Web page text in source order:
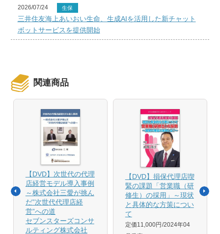
2026/07/24 生保
三井住友海上あいおい生命、生成AIを活用した新チャット
ボットサービスを提供開始
関連商品
【DVD】次世代の代理
店経営モデル導入事例
～株式会社三愛が挑ん
だ”次世代代理店経
営”への道
セブンスターズコンサ
ルティング株式会社
【DVD】損保代理店喫
緊の課題「営業職（研
修生）の採用」～現状
と具体的な方策につい
て
定価11,000円 2024年04